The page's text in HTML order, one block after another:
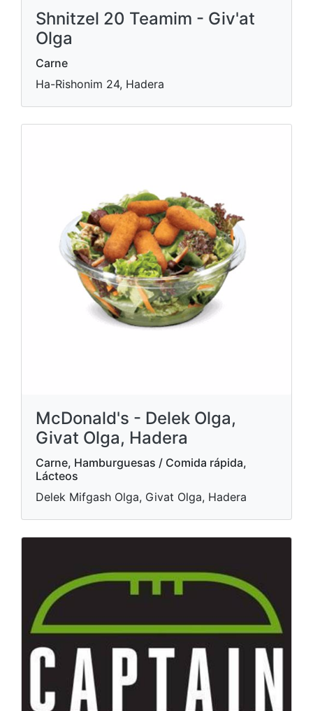
Shnitzel 20 Teamim - Giv'at
Olga
Carne
Ha-Rishonim 24, Hadera
McDonald's - Delek Olga,
Givat Olga, Hadera
Carne, Hamburguesas / Comida rápida,
Lácteos
Delek Mifgash Olga, Givat Olga, Hadera